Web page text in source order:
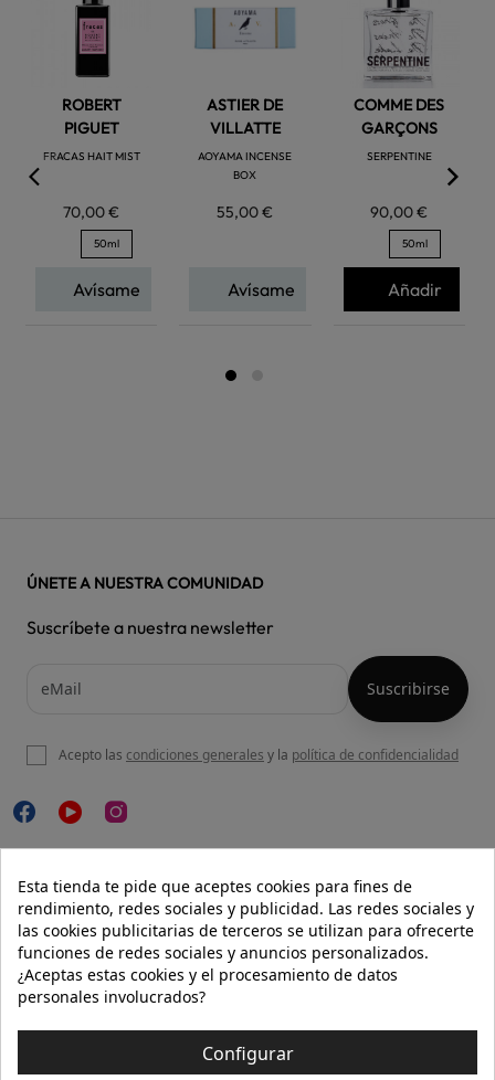
ROBERT
PIGUET
FRACAS HAIT MIST
70,00 €
50ml
Avísame
ASTIER DE
VILLATTE
AOYAMA INCENSE
BOX
55,00 €
favorite
Avísame
COMME DES
GARÇONS
SERPENTINE
90,00 €
favorite
50ml
Añadir
NUESTRA WEB
AYUDA
INFORMACIÓN 
ÚNETE A NUESTRA COMUNIDAD
Suscríbete a nuestra newsletter
Acepto las condiciones generales y la política de confidencialidad
Esta tienda te pide que aceptes cookies para fines de
rendimiento, redes sociales y publicidad. Las redes sociales y
las cookies publicitarias de terceros se utilizan para ofrecerte
funciones de redes sociales y anuncios personalizados.
¿Aceptas estas cookies y el procesamiento de datos
personales involucrados?
Configurar